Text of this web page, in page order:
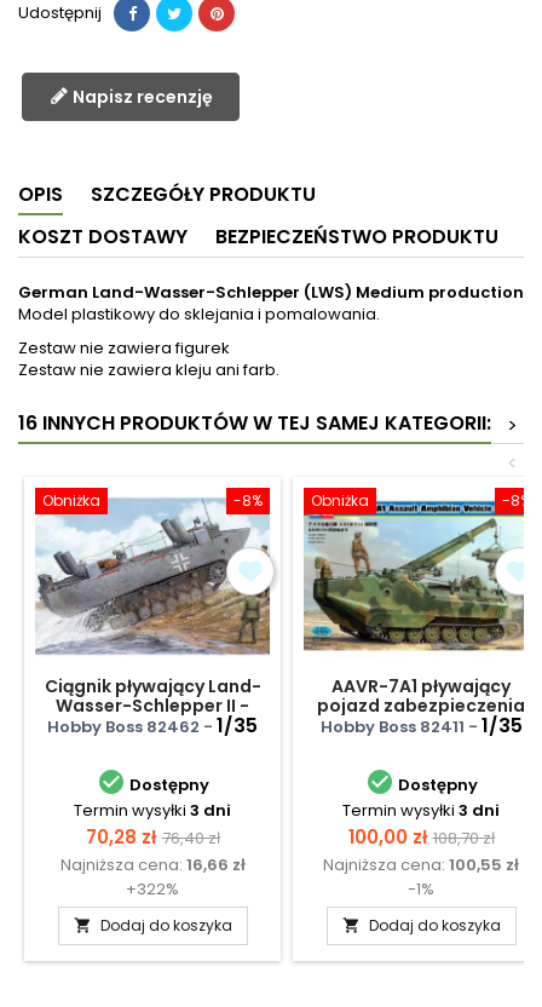
Udostępnij
Napisz recenzję
OPIS
SZCZEGÓŁY PRODUKTU
KOSZT DOSTAWY
BEZPIECZEŃSTWO PRODUKTU
German Land-Wasser-Schlepper (LWS) Medium production
Model plastikowy do sklejania i pomalowania.
Zestaw nie zawiera figurek
Zestaw nie zawiera kleju ani farb.
16 INNYCH PRODUKTÓW W TEJ SAMEJ KATEGORII:
>
<
-8%
Obniżka
Ciągnik pływający Land-
Wasser-Schlepper II -
Upgraded
Hobby Boss 82462 - 1/35
 Dostępny
Termin wysyłki 3 dni
Cena
70,28 zł Cena
podstawowa
76,40 zł
Najniższa cena: 16,66 zł
+322%
 Dodaj do koszyka
-8%
Obniżka
AAVR-7A1 pływający
pojazd zabezpieczenia
technicznego
Hobby Boss 82411 - 1/35
 Dostępny
Termin wysyłki 3 dni
Cena
100,00 zł Cena
108,70 zł
Najniższa cena: 100,55 zł
-1%
 Dodaj do koszyka